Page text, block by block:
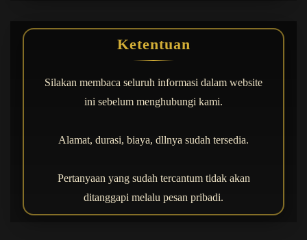
Ketentuan
Silakan membaca seluruh informasi dalam website
ini sebelum menghubungi kami.
Alamat, durasi, biaya, dllnya sudah tersedia.
Pertanyaan yang sudah tercantum tidak akan
ditanggapi melalu pesan pribadi.